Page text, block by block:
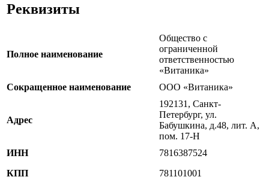
клиники
Реквизиты
Полное наименование
Общество с
ограниченной
ответственностью
«Витаника»
Сокращенное наименование
ООО «Витаника»
Адрес
192131, Санкт-
Петербург, ул.
Бабушкина, д.48, лит. А,
пом. 17-Н
ИНН
7816387524
КПП
781101001